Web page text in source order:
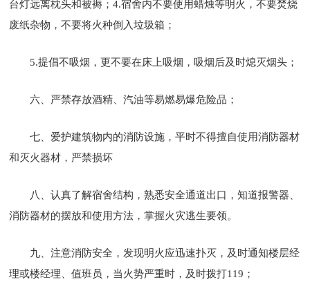
台灯远离枕头和被褥；4.宿舍内不要使用蜡烛等明火，不要焚烧
废纸杂物，不要将火种倒入垃圾箱；
5.提倡不吸烟，更不要在床上吸烟，吸烟后及时熄灭烟头；
六、严禁存放酒精、汽油等易燃易爆危险品；
七、爱护建筑物内的消防设施，平时不得擅自使用消防器材
和灭火器材，严禁损坏
八、认真了解宿舍结构，熟悉安全通道出口，知道报警器、
消防器材的摆放和使用方法，掌握火灾逃生要领。
九、注意消防安全，发现明火应迅速扑灭，及时通知楼层经
理或楼经理、值班员，当火势严重时，及时拨打119；